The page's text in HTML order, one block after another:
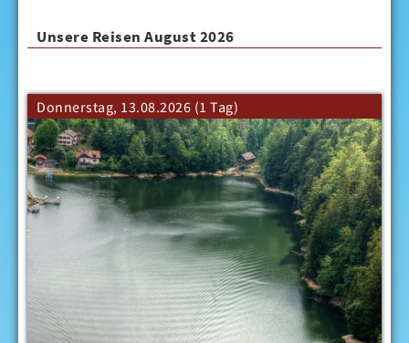
Unsere Reisen August 2026
Donnerstag, 13.08.2026 (1 Tag)